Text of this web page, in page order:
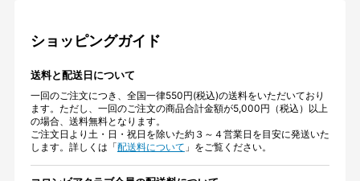
ショッピングガイド
送料と配送日について
一回のご注文につき、全国一律550円(税込)の送料をいただいており
ます。ただし、一回のご注文の商品合計金額が5,000円（税込）以上
の場合、送料無料となります。
ご注文日より土・日・祝日を除いた約３～４営業日を目安に発送いた
します。詳しくは「配送料について 」をご覧ください。